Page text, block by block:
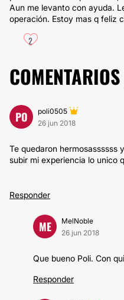
Aun me levanto con ayuda.
operación. Estoy mas q feliz
2
PO
poli0505
26 jun 2018
Te quedaron hermosassssss
subir mi experiencia lo unico
Responder
ME
MelNoble
26 jun 2018
Que bueno Poli. Con
Responder